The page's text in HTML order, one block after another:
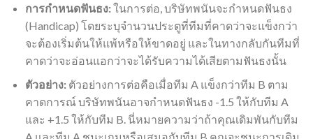
การกำหนดฟันธง:ในการต่อ, บริษัทพนันจะกำหนดฟันธง
(Handicap) โดยระบุจำนวนประตูที่ทีมที่คาดว่าจะแข็งกว่า
จะต้องเริ่มต้นให้แพ้หรือให้ขาดอยู่ และในทางกลับกันทีมที่
คาดว่าจะอ่อนแอกว่าจะได้รับความได้เสียตามฟันธงนั้น
ตัวอย่าง: ตัวอย่างการต่อคือเมื่อทีม A แข็งกว่าทีม B ตาม
คาดการณ์ บริษัทพนันอาจกำหนดฟันธง -1.5 ให้กับทีม A
และ +1.5 ให้กับทีม B. นี่หมายความว่าถ้าคุณเดิมพันกับทีม